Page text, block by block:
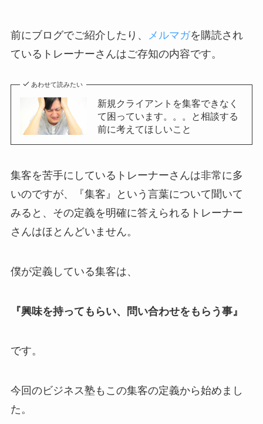
前にブログでご紹介したり、 メルマガを購読され
ているトレーナーさんはご存知の内容です。
あわせて読みたい
新規クライアントを集客できなく
て困っています。。。と相談する
前に考えてほしいこと
集客を苦手にしているトレーナーさんは非常に多
いのですが、『集客』という言葉について聞いて
みると、その定義を明確に答えられるトレーナー
さんはほとんどいません。
僕が定義している集客は、
『興味を持ってもらい、問い合わせをもらう事』
です。
今回のビジネス塾もこの集客の定義から始めまし
た。